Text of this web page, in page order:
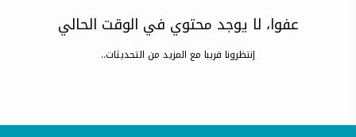
عفوا، لا يوجد محتوي في الوقت الحالي
إنتظرونا قريبا مع المزيد من التحديثات..